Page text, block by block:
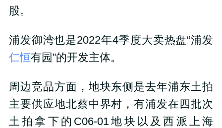
股。
浦发御湾也是2022年4季度大卖热盘“浦发
仁恒有园”的开发主体。
周边竞品方面，地块东侧是去年浦东土拍
主要供应地北蔡中界村，有浦发在四批次
土拍拿下的 C06-01地块以及西派上海